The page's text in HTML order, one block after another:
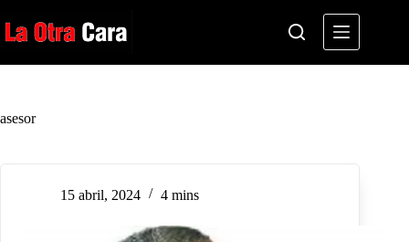
al
contenido
asesor
15 abril, 2024 4 mins